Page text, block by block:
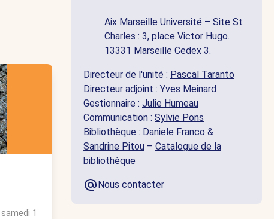
samedi 1
Aix Marseille Université – Site St
Charles : 3, place Victor Hugo.
13331 Marseille Cedex 3.
Directeur de l'unité : Pascal Taranto
Directeur adjoint : Yves Meinard
Gestionnaire : Julie Humeau
Communication : Sylvie Pons
Bibliothèque : Daniele Franco &
Sandrine Pitou – Catalogue de la
bibliothèque
Nous contacter